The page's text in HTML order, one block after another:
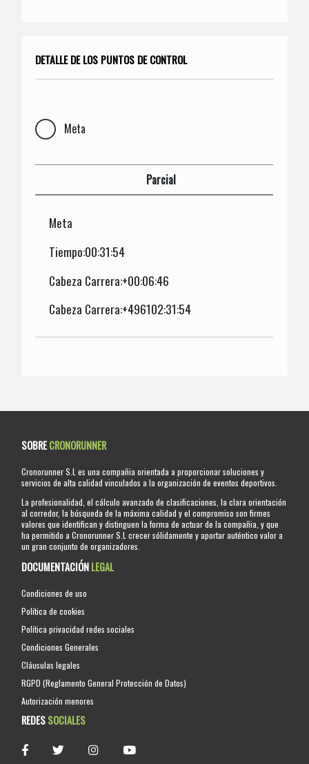
DETALLE DE LOS PUNTOS DE CONTROL
Meta
Parcial
Meta
Tiempo:00:31:54
Cabeza Carrera:+00:06:46
Cabeza Carrera:+496102:31:54
SOBRECRONORUNNER
Cronorunner S.L es una compañia orientada a proporcionar soluciones y
servicios de alta calidad vinculados a la organización de eventos deportivos.
La profesionalidad, el cálculo avanzado de clasificaciones, la clara orientación
al corredor, la búsqueda de la máxima calidad y el compromiso son firmes
valores que identifican y distinguen la forma de actuar de la compañia, y que
ha permitido a Cronorunner S.L crecer sólidamente y aportar auténtico valor a
un gran conjunto de organizadores.
DOCUMENTACIÓNLEGAL
Condiciones de uso
Política de cookies
Política privacidad redes sociales
Condiciones Generales
Cláusulas legales
RGPD (Reglamento General Protección de Datos)
Autorización menores
REDESSOCIALES